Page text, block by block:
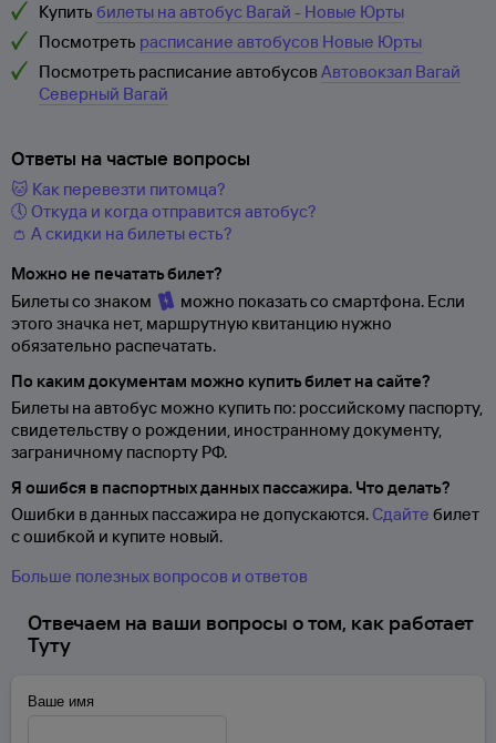
Купить билеты на автобус Вагай - Новые Юрты
Посмотреть расписание автобусов Новые Юрты
Посмотреть расписание автобусовАвтовокзал Вагай
Северный Вагай
Ответы на частые вопросы
🐱 Как перевезти питомца?
🕔 Откуда и когда отправится автобус?
👛 А скидки на билеты есть?
Можно не печатать билет?
Билеты со знаком
можно показать со смартфона. Если
этого значка нет, маршрутную квитанцию нужно
обязательно распечатать.
По каким документам можно купить билет на сайте?
Билеты на автобус можно купить по: российскому паспорту,
свидетельству о рождении, иностранному документу,
заграничному паспорту РФ.
Я ошибся в паспортных данных пассажира. Что делать?
Ошибки в данных пассажира не допускаются. Сдайте билет
с ошибкой и купите новый.
Больше полезных вопросов и ответов
Отвечаем на ваши вопросы о том, как работает
Туту
Ваше имя